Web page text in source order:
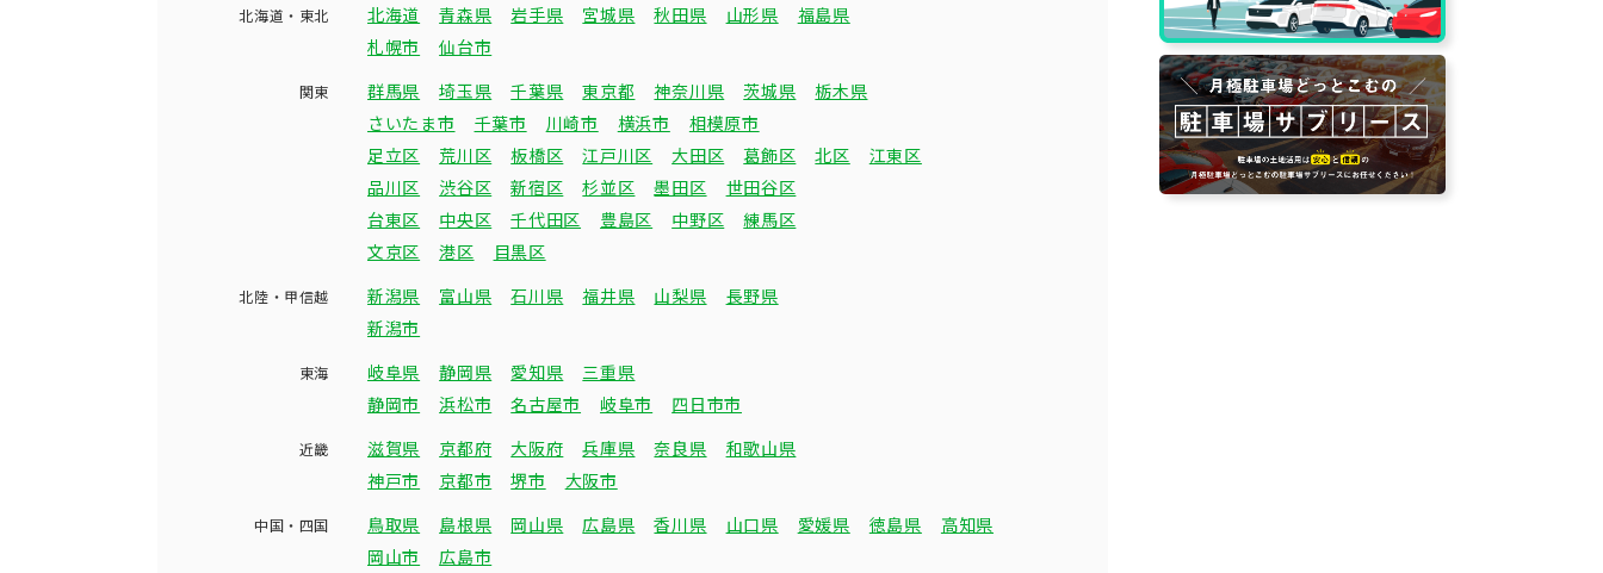
北海道・東北 北海道 青森県 岩手県 宮城県 秋田県 山形県
福島県
札幌市
仙台市
関東 群馬県 埼玉県 千葉県 東京都 神奈川県 茨城県
栃木県
さいたま市
千葉市 川崎市 横浜市
相模原市
足立区
荒川区 板橋区 江戸川区 大田区 葛飾区 北区
江東区
品川区
渋谷区 新宿区 杉並区 墨田区
世田谷区
台東区
中央区 千代田区 豊島区 中野区
練馬区
文京区
港区 目黒区
北陸・甲信越 新潟県 富山県 石川県 福井県 山梨県
長野県
新潟市
東海 岐阜県 静岡県 愛知県
三重県
静岡市
浜松市 名古屋市 岐阜市 四日市市
近畿 滋賀県 京都府 大阪府 兵庫県 奈良県
和歌山県
神戸市
京都市 堺市 大阪市
中国・四国 鳥取県 島根県 岡山県 広島県 香川県 山口県 愛媛県 徳島県
高知県
岡山市
広島市